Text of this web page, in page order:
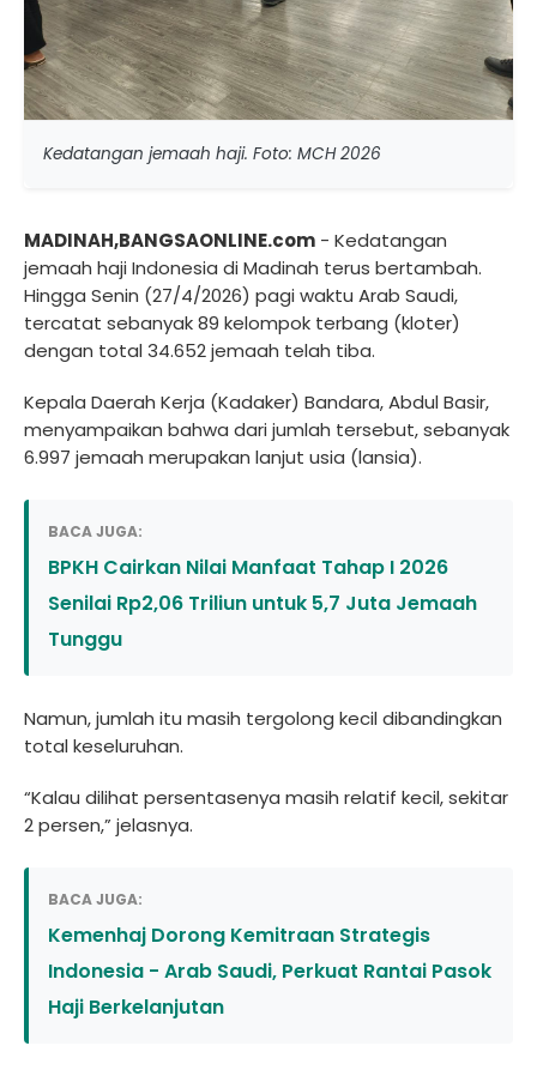
Kedatangan jemaah haji. Foto: MCH 2026
MADINAH,BANGSAONLINE.com - Kedatangan
jemaah haji Indonesia di Madinah terus bertambah.
Hingga Senin (27/4/2026) pagi waktu Arab Saudi,
tercatat sebanyak 89 kelompok terbang (kloter)
dengan total 34.652 jemaah telah tiba.
Kepala Daerah Kerja (Kadaker) Bandara, Abdul Basir,
menyampaikan bahwa dari jumlah tersebut, sebanyak
6.997 jemaah merupakan lanjut usia (lansia).
BACA JUGA:
BPKH Cairkan Nilai Manfaat Tahap I 2026
Senilai Rp2,06 Triliun untuk 5,7 Juta Jemaah
Tunggu
Namun, jumlah itu masih tergolong kecil dibandingkan
total keseluruhan.
“Kalau dilihat persentasenya masih relatif kecil, sekitar
2 persen,” jelasnya.
BACA JUGA:
Kemenhaj Dorong Kemitraan Strategis
Indonesia - Arab Saudi, Perkuat Rantai Pasok
Haji Berkelanjutan